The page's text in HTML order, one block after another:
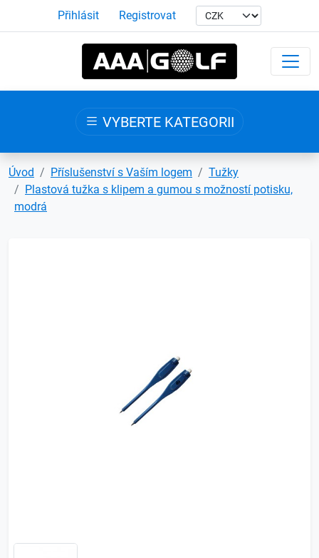
Přihlásit Registrovat
VYBERTE KATEGORII
Úvod Příslušenství s Vaším logem
Tužky
Plastová tužka s klipem a gumou s možností potisku,
modrá